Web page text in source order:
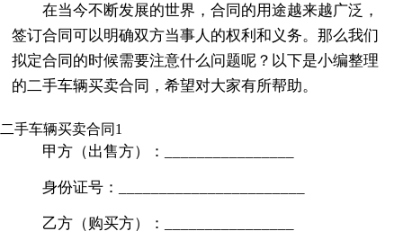
在当今不断发展的世界，合同的用途越来越广泛，
签订合同可以明确双方当事人的权利和义务。那么我们
拟定合同的时候需要注意什么问题呢？以下是小编整理
的二手车辆买卖合同，希望对大家有所帮助。
二手车辆买卖合同1
甲方（出售方）：________________
身份证号：_______________________
乙方（购买方）：________________